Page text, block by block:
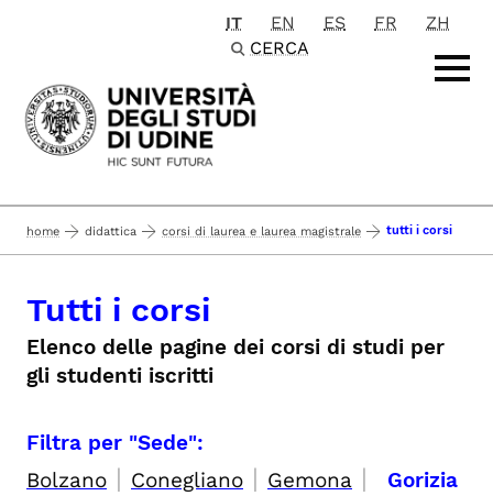
Passa al contenuto principale
IT EN ES FR
ZH
CERCA
home didattica corsi di laurea e laurea magistrale tutti i corsi
Tutti i corsi
Elenco delle pagine dei corsi di studi per
gli studenti iscritti
Filtra per "Sede":
Bolzano | Conegliano | Gemona | Gorizia